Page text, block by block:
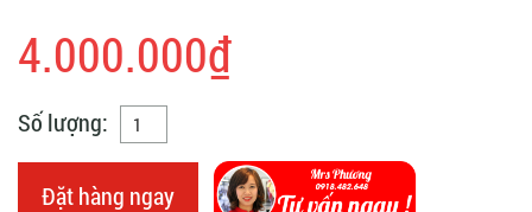
4.000.000₫
Số lượng:
Đặt hàng ngay